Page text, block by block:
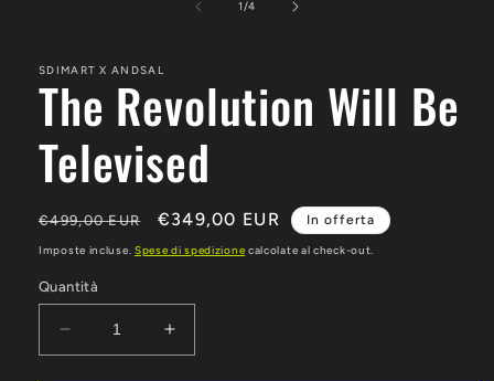
1/su
4
SDIMART X ANDSAL
The Revolution Will Be
Televised
Prezzo
di
€499,00 EUR
Prezzo
scontato
€349,00 EUR In offerta
Imposte incluse. Spese di spedizione calcolate al check-out.
Quantità
Diminuisci
quantità
Aumenta
quantità